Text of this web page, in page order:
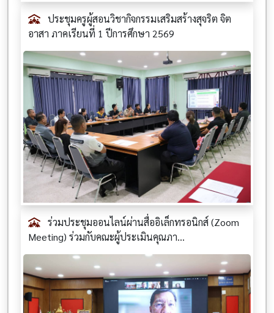
ประชุมครูผู้สอนวิชากิจกรรมเสริมสร้างสุจริต จิต
อาสา ภาคเรียนที่ 1 ปีการศึกษา 2569
ร่วมประชุมออนไลน์ผ่านสื่ออิเล็กทรอนิกส์ (Zoom
Meeting) ร่วมกับคณะผู้ประเมินคุณภา...